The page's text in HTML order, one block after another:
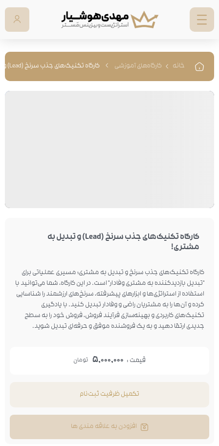
خانه کارگاه‌های آموزشی کارگاه تکنیک‌های جذب سرنخ (Lead) و تبدیل به مشتری!
کارگاه تکنیک‌های جذب سرنخ (Lead) و تبدیل به
مشتری!
کارگاه تکنیک‌های جذب سرنخ و تبدیل به مشتری؛ مسیری عملیاتی برای
"تبدیل بازدیدکننده به مشتری وفادار" است. در این کارگاه، شما می‌توانید با
استفاده از استراتژی‌ها و ابزارهای پیشرفته، سرنخ‌های ارزشمند را شناسایی
کرده و آن‌ها را به مشتریان راضی و وفادار تبدیل کنید. با یادگیری
تکنیک‌های کاربردی و بهینه‌سازی فرآیند فروش، فروش خود را به سطح
جدیدی ارتقا دهید و به یک فروشنده موفق و حرفه‌ای تبدیل شوید.
قیمت : 5,000,000 تومان
تکمیل ظرفیت ثبت‌نام
افزودن به علاقه مندی ها